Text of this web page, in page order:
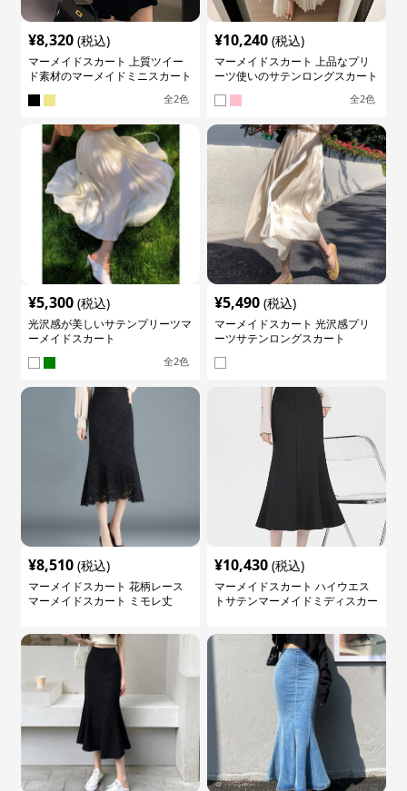
¥8,320 (税込)
マーメイドスカート 上質ツイー
ド素材のマーメイドミニスカート
全2色
¥10,240 (税込)
マーメイドスカート 上品なプリ
ーツ使いのサテンロングスカート
全2色
¥5,300 (税込)
光沢感が美しいサテンプリーツマ
ーメイドスカート
全2色
¥5,490 (税込)
マーメイドスカート 光沢感プリ
ーツサテンロングスカート
¥8,510 (税込)
マーメイドスカート 花柄レース
マーメイドスカート ミモレ丈
¥10,430 (税込)
マーメイドスカート ハイウエス
トサテンマーメイドミディスカー